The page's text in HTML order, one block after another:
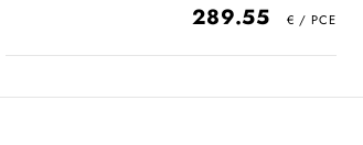
289.55